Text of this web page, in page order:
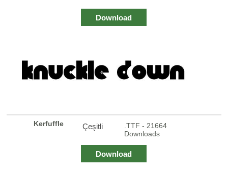
Download
Kerfuffle Çeşitli
.TTF - 21664
Downloads
Download